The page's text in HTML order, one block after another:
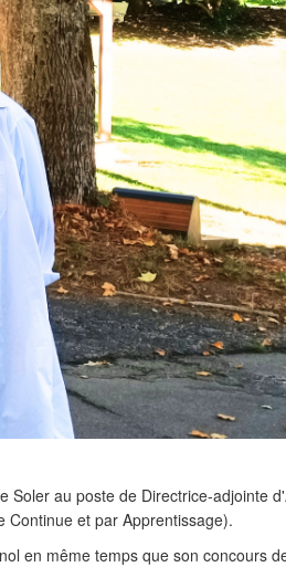
au poste de Directrice-adjointe
Continue et par Apprentissage).
en même temps que son concours